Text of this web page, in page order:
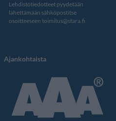
Lehdistötiedotteet pyydetään
lähettämään sähköpostitse
osoitteeseen toimitus@stara.fi
Ajankohtaista